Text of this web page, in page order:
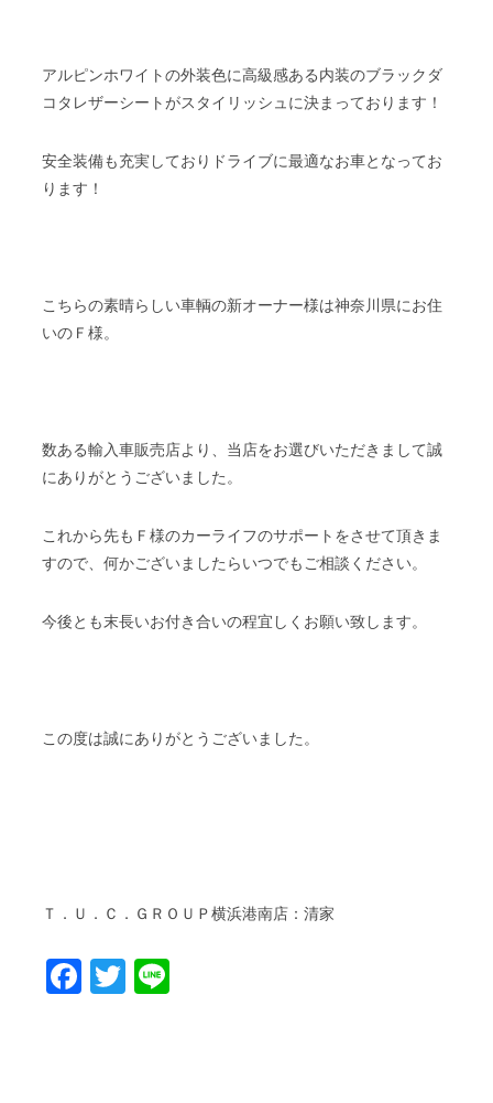
アルピンホワイトの外装色に高級感ある内装のブラックダ
コタレザーシートがスタイリッシュに決まっております！
安全装備も充実しておりドライブに最適なお車となってお
ります！
こちらの素晴らしい車輌の新オーナー様は神奈川県にお住
いのＦ様。
数ある輸入車販売店より、当店をお選びいただきまして誠
にありがとうございました。
これから先もＦ様のカーライフのサポートをさせて頂きま
すので、何かございましたらいつでもご相談ください。
今後とも末長いお付き合いの程宜しくお願い致します。
この度は誠にありがとうございました。
Ｔ．Ｕ．Ｃ．ＧＲＯＵＰ横浜港南店：清家
Facebook
Twitter